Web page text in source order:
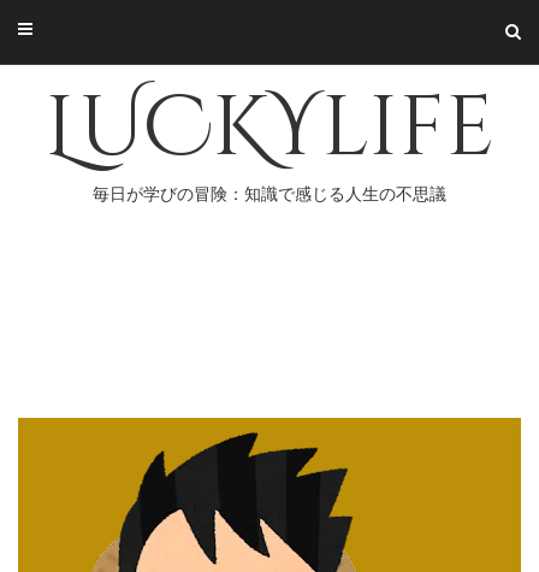
content
LUCKYlife
毎日が学びの冒険：知識で感じる人生の不思議